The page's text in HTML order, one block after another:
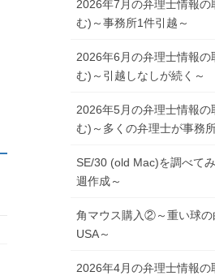
2026年7月の弁理士情報の
む)～事務所1件引越～
2026年6月の弁理士情報の
む)～引越しなしが続く～
2026年5月の弁理士情報の
む)～多くの弁理士が事務
SE/30 (old Mac)を調べて
週作成～
角マウス購入②～重い球の
USA～
2026年4月の弁理士情報の